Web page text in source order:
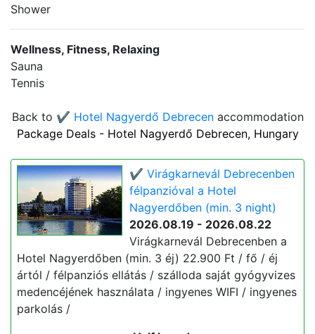
Shower
Wellness, Fitness, Relaxing
Sauna
Tennis
Back to ✔️ Hotel Nagyerdő Debrecen accommodation
Package Deals - Hotel Nagyerdő Debrecen, Hungary
✔️ Virágkarnevál Debrecenben
félpanzióval a Hotel
Nagyerdőben (min. 3 night)
2026.08.19 - 2026.08.22
Virágkarnevál Debrecenben a
Hotel Nagyerdőben (min. 3 éj) 22.900 Ft / fő / éj
ártól / félpanziós ellátás / szálloda saját gyógyvizes
medencéjének használata / ingyenes WIFI / ingyenes
parkolás /